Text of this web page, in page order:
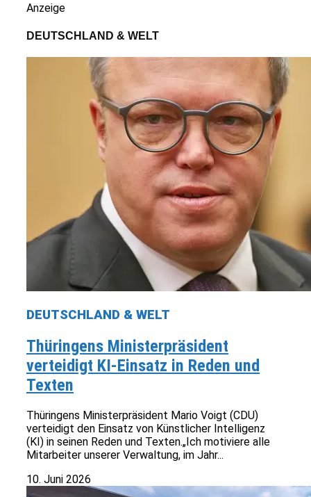
Anzeige
DEUTSCHLAND & WELT
DEUTSCHLAND & WELT
Thüringens Ministerpräsident
verteidigt KI-Einsatz in Reden und
Texten
Thüringens Ministerpräsident Mario Voigt (CDU)
verteidigt den Einsatz von Künstlicher Intelligenz
(KI) in seinen Reden und Texten.„Ich motiviere alle
Mitarbeiter unserer Verwaltung, im Jahr...
10. Juni 2026